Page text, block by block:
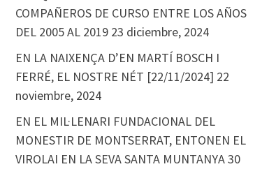
COMPAÑEROS DE CURSO ENTRE LOS AÑOS
DEL 2005 AL 2019 23 diciembre, 2024
EN LA NAIXENÇA D’EN MARTÍ BOSCH I
FERRÉ, EL NOSTRE NÉT [22/11/2024] 22
noviembre, 2024
EN EL MIL·LENARI FUNDACIONAL DEL
MONESTIR DE MONTSERRAT, ENTONEN EL
VIROLAI EN LA SEVA SANTA MUNTANYA30